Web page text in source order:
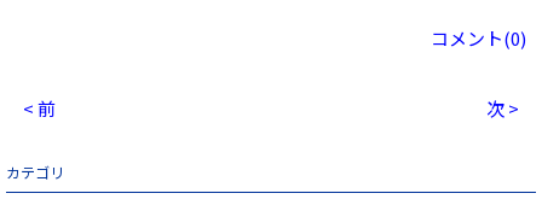
コメント(0)
< 前 次 >
カテゴリ